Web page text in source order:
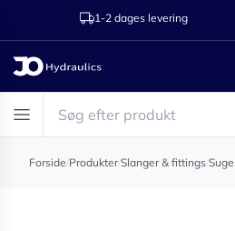
1-2 dages levering
Forside/Produkter/Slanger & fittings/